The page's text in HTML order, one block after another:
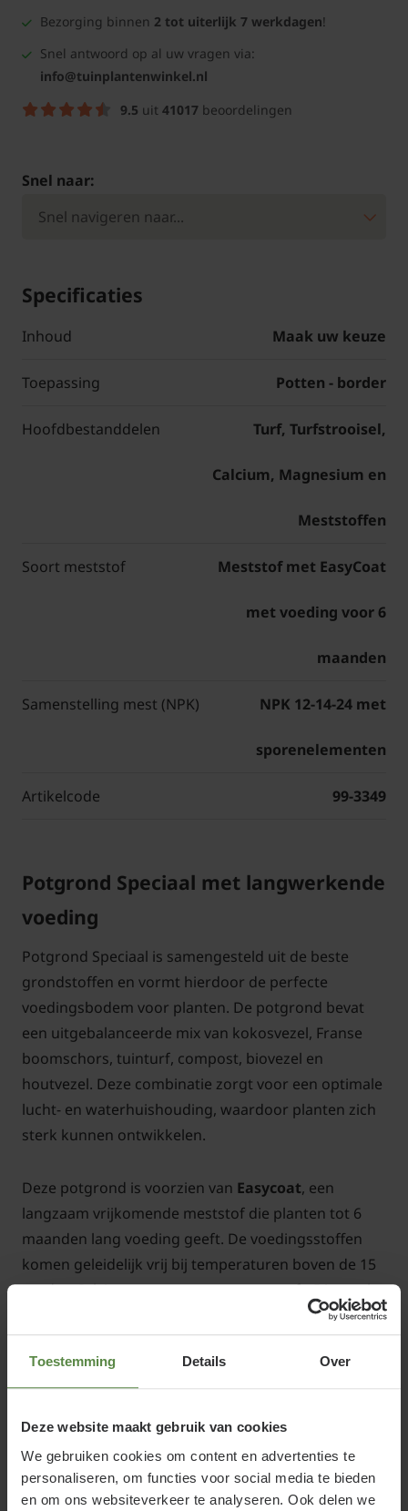
Toestemming Details Over
Deze website maakt gebruik van cookies
We gebruiken cookies om content en advertenties te
personaliseren, om functies voor social media te bieden
en om ons websiteverkeer te analyseren. Ook delen we
Bezorging binnen 2 tot uiterlijk 7 werkdagen!
Snel antwoord op al uw vragen via:
info@tuinplantenwinkel.nl
9.5 uit 41017 beoordelingen
Snel naar:
Specificaties
Inhoud Maak uw keuze
Toepassing Potten - border
Hoofdbestanddelen Turf, Turfstrooisel,
Calcium, Magnesium en
Meststoffen
Soort meststof Meststof met EasyCoat
met voeding voor 6
maanden
Samenstelling mest (NPK) NPK 12-14-24 met
sporenelementen
Artikelcode 99-3349
Potgrond Speciaal met langwerkende
voeding
Potgrond Speciaal is samengesteld uit de beste
grondstoffen en vormt hierdoor de perfecte
voedingsbodem voor planten. De potgrond bevat
een uitgebalanceerde mix van kokosvezel, Franse
boomschors, tuinturf, compost, biovezel en
houtvezel. Deze combinatie zorgt voor een optimale
lucht- en waterhuishouding, waardoor planten zich
sterk kunnen ontwikkelen.
Deze potgrond is voorzien van Easycoat, een
langzaam vrijkomende meststof die planten tot 6
maanden lang voeding geeft. De voedingsstoffen
komen geleidelijk vrij bij temperaturen boven de 15
graden Celsius en wanneer u water geeft. Dit maakt
de potgrond ideaal voor planten in potten en
bloembakken die gedurende het groeiseizoen
continu extra voeding nodig hebben.
Waar gebruik je potgrond speciaal
voor?
Deze potgrond is bijzonder geschikt voor het vullen